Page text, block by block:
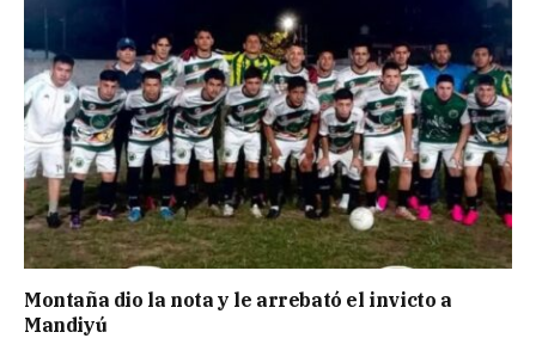
Montaña dio la nota y le arrebató el invicto a
Mandiyú